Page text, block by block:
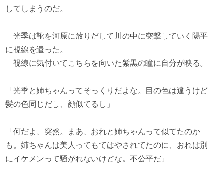
してしまうのだ。
光季は靴を河原に放りだして川の中に突撃していく陽平
に視線を遣った。
視線に気付いてこちらを向いた紫黒の瞳に自分が映る。
「光季と姉ちゃんってそっくりだよな。目の色は違うけど
髪の色同じだし、顔似てるし」
「何だよ、突然。まあ、おれと姉ちゃんって似てたのか
も。姉ちゃんは美人ってもてはやされてたのに、おれは別
にイケメンって騒がれないけどな。不公平だ」